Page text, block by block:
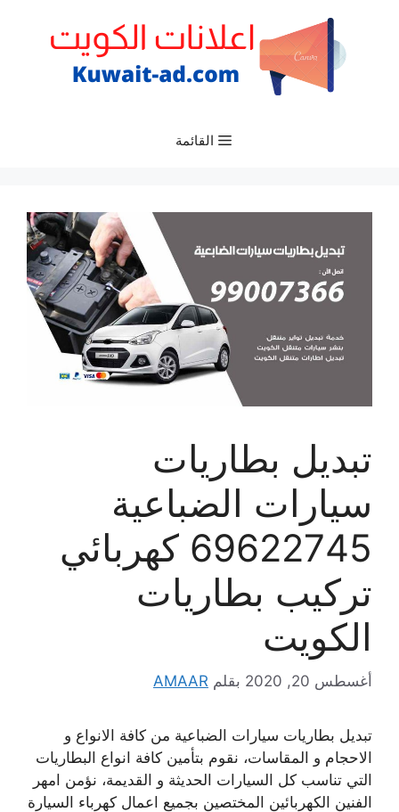
القائمة
تبديل بطاريات
سيارات الضباعية
69622745 كهربائي
تركيب بطاريات
الكويت
أغسطس 20, 2020 بقلم AMAAR
تبديل بطاريات سيارات الضباعية من كافة الانواع و
الاحجام و المقاسات، نقوم بتأمين كافة انواع البطاريات
التي تناسب كل السيارات الحديثة و القديمة، نؤمن امهر
الفنين الكهربائين المختصين بجميع اعمال كهرباء السيارة